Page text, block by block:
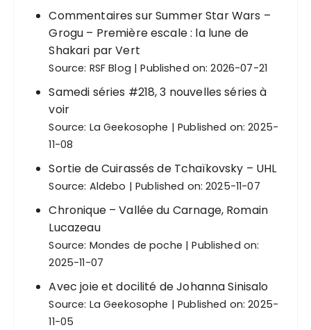
Commentaires sur Summer Star Wars –
Grogu – Première escale : la lune de
Shakari par Vert
Source: RSF Blog Published on: 2026-07-21
Samedi séries #218, 3 nouvelles séries à
voir
Source: La Geekosophe
Published on: 2025-
11-08
Sortie de Cuirassés de Tchaïkovsky – UHL
Source: Aldebo Published on: 2025-11-07
Chronique – Vallée du Carnage, Romain
Lucazeau
Source: Mondes de poche
Published on:
2025-11-07
Avec joie et docilité de Johanna Sinisalo
Source: La Geekosophe
Published on: 2025-
11-05